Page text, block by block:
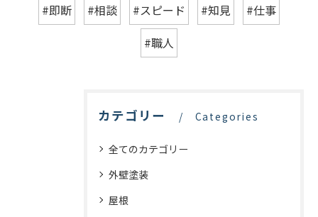
#即断
#相談 #スピード #知見
#仕事
#職人
カテゴリー Categories
全てのカテゴリー
外壁塗装
屋根